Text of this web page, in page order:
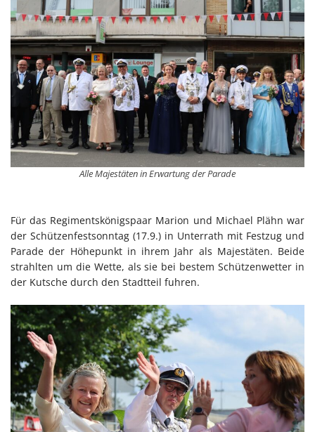
Alle Majestäten in Erwartung der Parade
Für das Regimentskönigspaar Marion und Michael Plähn war
der Schützenfestsonntag (17.9.) in Unterrath mit Festzug und
Parade der Höhepunkt in ihrem Jahr als Majestäten. Beide
strahlten um die Wette, als sie bei bestem Schützenwetter in
der Kutsche durch den Stadtteil fuhren.